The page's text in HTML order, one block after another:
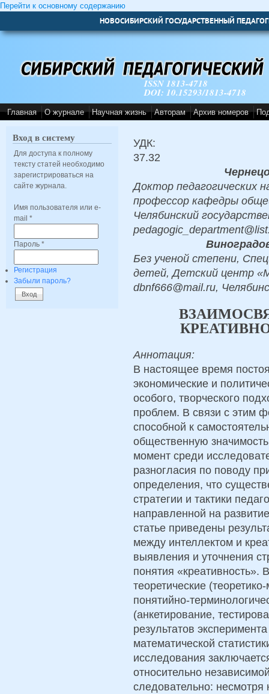
Перейти к основному содержанию
НОВОСИБИРСКИЙ ГОСУДАРСТВЕННЫЙ
ISSN 1813-4718
DOI: 10.15293/1813-4718
Главная О журнале Научная жизнь Авторам Архив номеров
Вход в систему
Для доступа к полному
тексту статей необходимо
зарегистрироваться на
сайте журнала.
Имя пользователя или e-
mail *
Пароль *
Регистрация
Забыли пароль?
УДК:
37.32
Доктор педагогических
профессор кафедры
Челябинский
Без ученой степени,
детей, Детский центр
dbnf666@mail.ru,
Аннотация:
В настоящее время
экономические и
особого, творческого
проблем. В связи с этим
способной к
общественную
момент среди
разногласия по поводу
определения, что
стратегии и тактики
направленной на
статье приведены
между интеллектом и
выявления и уточнения
понятия «креативность».
теоретические
понятийно-
(анкетирование,
результатов
математической
исследования
относительно
следовательно: несмотря